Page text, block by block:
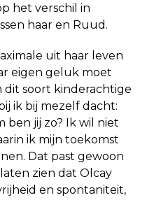
het verschil in
haar en Ruud.
uit haar leven
eigen geluk moet
dit soort kinderachtige
ik bij mezelf dacht:
ben jij zo? Ik wil niet
ik mijn toekomst
Dat past gewoon
zien dat Olcay
en spontaniteit,